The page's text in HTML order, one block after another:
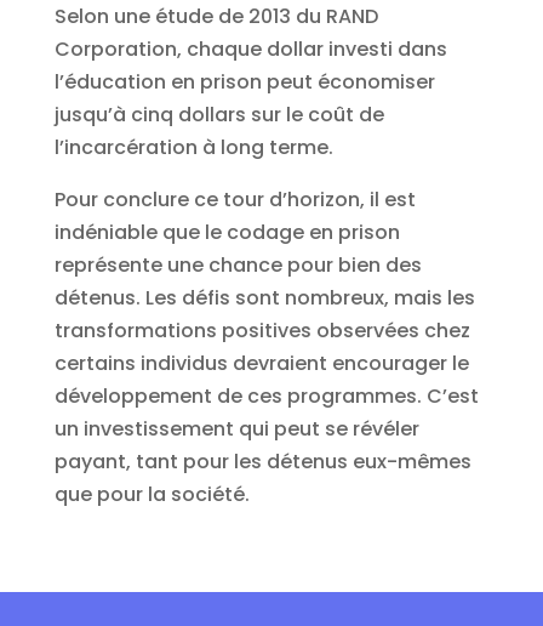
Selon une étude de 2013 du RAND
Corporation, chaque dollar investi dans
l’éducation en prison peut économiser
jusqu’à cinq dollars sur le coût de
l’incarcération à long terme.
Pour conclure ce tour d’horizon, il est
indéniable que le codage en prison
représente une chance pour bien des
détenus. Les défis sont nombreux, mais les
transformations positives observées chez
certains individus devraient encourager le
développement de ces programmes. C’est
un investissement qui peut se révéler
payant, tant pour les détenus eux-mêmes
que pour la société.